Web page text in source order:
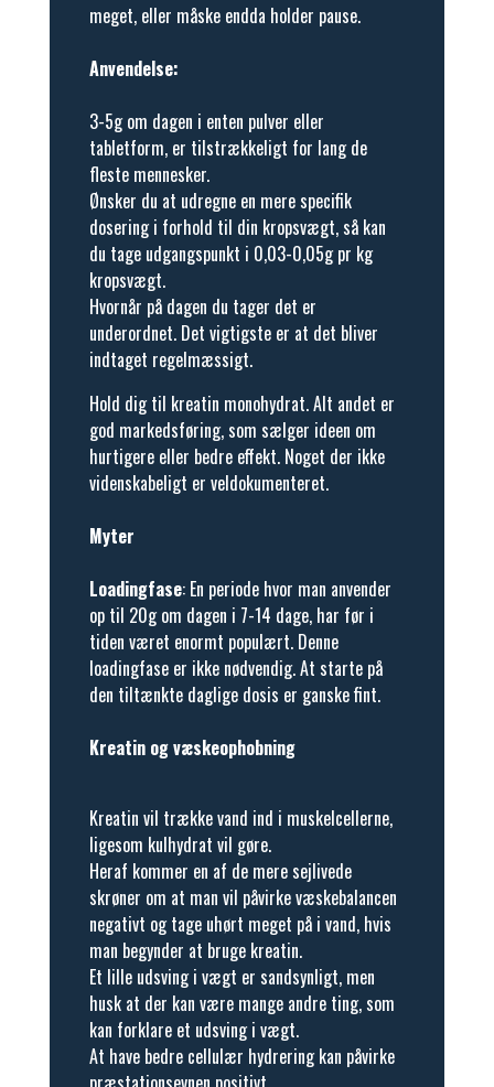
meget, eller måske endda holder pause.
Anvendelse:
3-5g om dagen i enten pulver eller
tabletform, er tilstrækkeligt for lang de
fleste mennesker.
Ønsker du at udregne en mere specifik
dosering i forhold til din kropsvægt, så kan
du tage udgangspunkt i 0,03-0,05g pr kg
kropsvægt.
Hvornår på dagen du tager det er
underordnet. Det vigtigste er at det bliver
indtaget regelmæssigt.
Hold dig til kreatin monohydrat. Alt andet er
god markedsføring, som sælger ideen om
hurtigere eller bedre effekt. Noget der ikke
videnskabeligt er veldokumenteret.
Myter
Loadingfase: En periode hvor man anvender
op til 20g om dagen i 7-14 dage, har før i
tiden været enormt populært. Denne
loadingfase er ikke nødvendig. At starte på
den tiltænkte daglige dosis er ganske fint.
Kreatin og væskeophobning
Kreatin vil trække vand ind i muskelcellerne,
ligesom kulhydrat vil gøre.
Heraf kommer en af de mere sejlivede
skrøner om at man vil påvirke væskebalancen
negativt og tage uhørt meget på i vand, hvis
man begynder at bruge kreatin.
Et lille udsving i vægt er sandsynligt, men
husk at der kan være mange andre ting, som
kan forklare et udsving i vægt.
At have bedre cellulær hydrering kan påvirke